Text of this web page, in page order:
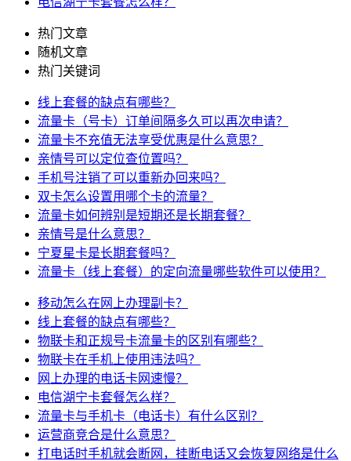
热门文章
随机文章
热门关键词
线上套餐的缺点有哪些？
流量卡（号卡）订单间隔多久可以再次申请？
流量卡不充值无法享受优惠是什么意思？
亲情号可以定位查位置吗？
手机号注销了可以重新办回来吗？
双卡怎么设置用哪个卡的流量？
流量卡如何辨别是短期还是长期套餐？
亲情号是什么意思？
宁夏星卡是长期套餐吗？
流量卡（线上套餐）的定向流量哪些软件可以使用？
移动怎么在网上办理副卡？
线上套餐的缺点有哪些？
物联卡和正规号卡流量卡的区别有哪些？
物联卡在手机上使用违法吗？
网上办理的电话卡网速慢？
电信湖宁卡套餐怎么样？
流量卡与手机卡（电话卡）有什么区别？
运营商竞合是什么意思？
打电话时手机就会断网，挂断电话又会恢复网络是什么